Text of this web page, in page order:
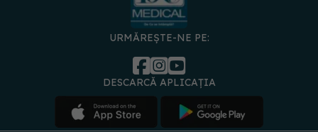
URMĂREȘTE-NE PE:
DESCARCĂ APLICAȚIA